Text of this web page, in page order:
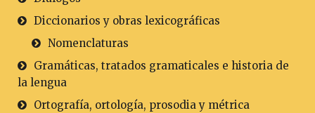
Diccionarios y obras lexicográficas
Nomenclaturas
Gramáticas, tratados gramaticales e historia de
la lengua
Ortografía, ortología, prosodia y métrica